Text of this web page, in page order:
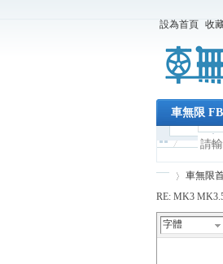
設為首頁 收
車無限 FB
車無限
RE: MK3
字體